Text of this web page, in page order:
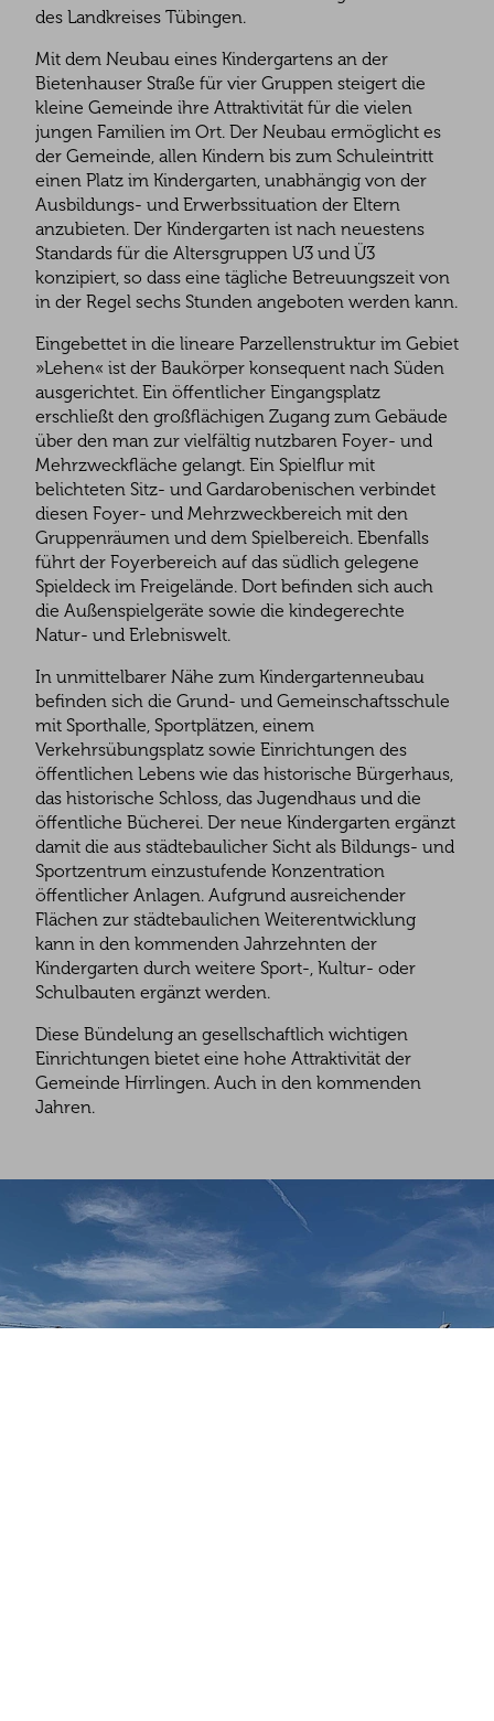
des Landkreises Tübingen.
Mit dem Neubau eines Kindergartens an der
Bietenhauser Straße für vier Gruppen steigert die
kleine Gemeinde ihre Attraktivität für die vielen
jungen Familien im Ort. Der Neubau ermöglicht es
der Gemeinde, allen Kindern bis zum Schuleintritt
einen Platz im Kindergarten, unabhängig von der
Ausbildungs- und Erwerbssituation der Eltern
anzubieten. Der Kindergarten ist nach neuestens
Standards für die Altersgruppen U3 und Ü3
konzipiert, so dass eine tägliche Betreuungszeit von
in der Regel sechs Stunden angeboten werden kann.
Eingebettet in die lineare Parzellenstruktur im Gebiet
»Lehen« ist der Baukörper konsequent nach Süden
ausgerichtet. Ein öffentlicher Eingangsplatz
erschließt den großflächigen Zugang zum Gebäude
über den man zur vielfältig nutzbaren Foyer- und
Mehrzweckfläche gelangt. Ein Spielflur mit
belichteten Sitz- und Gardarobenischen verbindet
diesen Foyer- und Mehrzweckbereich mit den
Gruppenräumen und dem Spielbereich. Ebenfalls
führt der Foyerbereich auf das südlich gelegene
Spieldeck im Freigelände. Dort befinden sich auch
die Außenspielgeräte sowie die kindegerechte
Natur- und Erlebniswelt.
In unmittelbarer Nähe zum Kindergartenneubau
befinden sich die Grund- und Gemeinschaftsschule
mit Sporthalle, Sportplätzen, einem
Verkehrsübungsplatz sowie Einrichtungen des
öffentlichen Lebens wie das historische Bürgerhaus,
das historische Schloss, das Jugendhaus und die
öffentliche Bücherei. Der neue Kindergarten ergänzt
damit die aus städtebaulicher Sicht als Bildungs- und
Sportzentrum einzustufende Konzentration
öffentlicher Anlagen. Aufgrund ausreichender
Flächen zur städtebaulichen Weiterentwicklung
kann in den kommenden Jahrzehnten der
Kindergarten durch weitere Sport-, Kultur- oder
Schulbauten ergänzt werden.
Diese Bündelung an gesellschaftlich wichtigen
Einrichtungen bietet eine hohe Attraktivität der
Gemeinde Hirrlingen. Auch in den kommenden
Jahren.